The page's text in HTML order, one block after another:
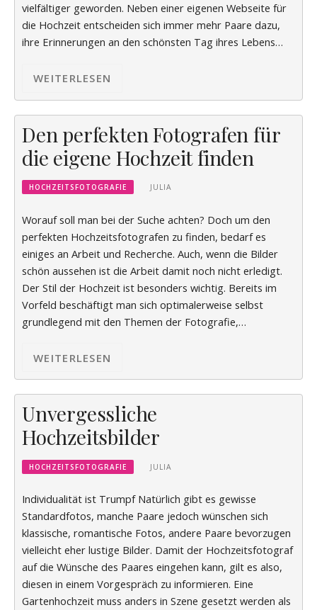
vielfältiger geworden. Neben einer eigenen Webseite für
die Hochzeit entscheiden sich immer mehr Paare dazu,
ihre Erinnerungen an den schönsten Tag ihres Lebens…
WEITERLESEN
Den perfekten Fotografen für
die eigene Hochzeit finden
HOCHZEITSFOTOGRAFIE JULIA
Worauf soll man bei der Suche achten? Doch um den
perfekten Hochzeitsfotografen zu finden, bedarf es
einiges an Arbeit und Recherche. Auch, wenn die Bilder
schön aussehen ist die Arbeit damit noch nicht erledigt.
Der Stil der Hochzeit ist besonders wichtig. Bereits im
Vorfeld beschäftigt man sich optimalerweise selbst
grundlegend mit den Themen der Fotografie,…
WEITERLESEN
Unvergessliche
Hochzeitsbilder
HOCHZEITSFOTOGRAFIE JULIA
Individualität ist Trumpf Natürlich gibt es gewisse
Standardfotos, manche Paare jedoch wünschen sich
klassische, romantische Fotos, andere Paare bevorzugen
vielleicht eher lustige Bilder. Damit der Hochzeitsfotograf
auf die Wünsche des Paares eingehen kann, gilt es also,
diesen in einem Vorgespräch zu informieren. Eine
Gartenhochzeit muss anders in Szene gesetzt werden als